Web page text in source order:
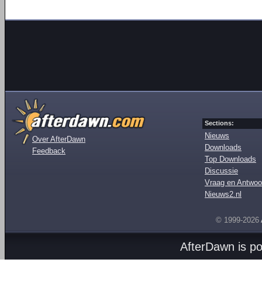
Over AfterDawn
Feedback
Sections:
Nieuws
Downloads
Top Downloads
Discussie
Vraag en
Nieuws2.nl
© 1999-2026
AfterDawn is